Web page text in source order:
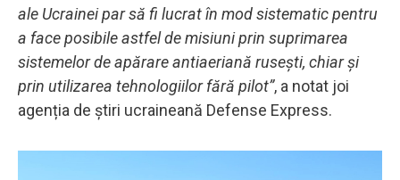
ale Ucrainei par să fi lucrat în mod sistematic pentru
a face posibile astfel de misiuni prin suprimarea
sistemelor de apărare antiaeriană rusești, chiar și
prin utilizarea tehnologiilor fără pilot”, a notat joi
agenția de știri ucraineană Defense Express.